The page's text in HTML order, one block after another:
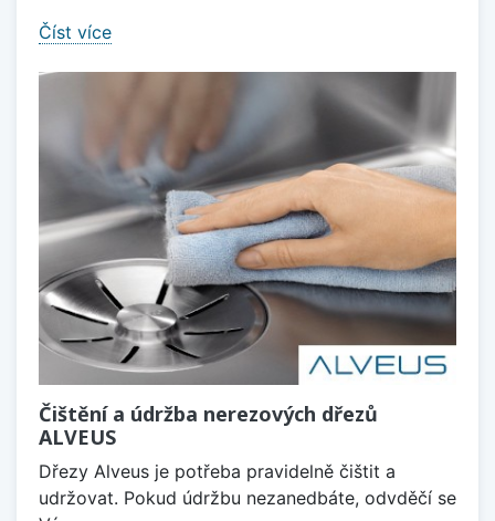
Číst více
Čištění a údržba nerezových dřezů
ALVEUS
Dřezy Alveus je potřeba pravidelně čištit a
udržovat. Pokud údržbu nezanedbáte, odvděčí se